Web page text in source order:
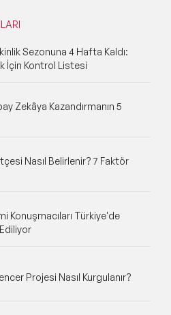
Sezonuna 4 Hafta Kaldı:
İçin Kontrol Listesi
Zekâya Kazandırmanın 5
Nasıl Belirlenir? 7 Faktör
Konuşmacıları Türkiye'de
Projesi Nasıl Kurgulanır?